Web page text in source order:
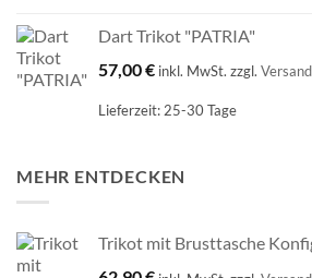
Dart Trikot "PATRIA"
57,00€ inkl. MwSt. zzgl.
Lieferzeit:25-30 Tage
MEHR ENTDECKEN
Trikot mit Brusttasche